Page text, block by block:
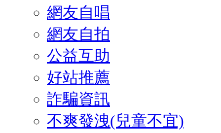
網友自唱
網友自拍
公益互助
好站推薦
詐騙資訊
不爽發洩(兒童不宜)